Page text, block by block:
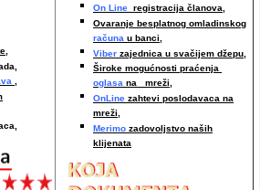
,
On Line registracija članova,
Ovaranje besplatnog omladinskog
računa u banci,
Viber zajednica u svačijem džepu,
Široke mogućnosti praćenja
oglasa na mreži,
OnLine zahtevi poslodavaca na
mreži,
Merimo zadovoljstvo naših
klijenata